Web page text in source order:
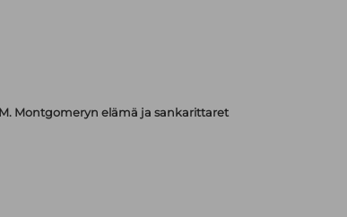
Montgomeryn elämä ja sankarittaret